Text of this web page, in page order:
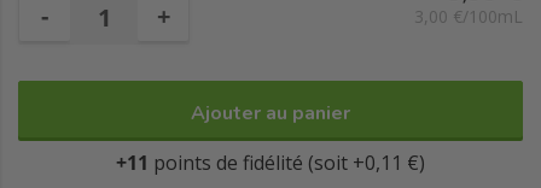
Vegan, sans ingrédient ni dérivés d'origine animale.
- + 3,00 €/100mL
Ajouter au panier
+11 points de fidélité (soit +0,11 €)